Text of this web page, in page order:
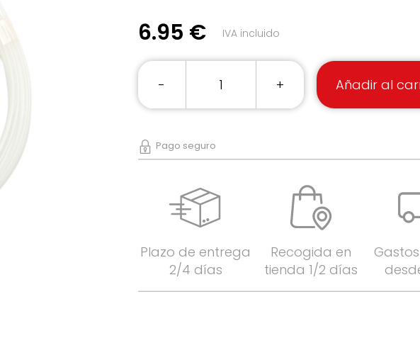
6.95 € IVA incluido
- + Añadir al
Pago seguro
Plazo de entrega
2/4 días
Recogida en
tienda 1/2 días